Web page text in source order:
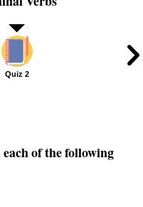
Quiz 2
of the following